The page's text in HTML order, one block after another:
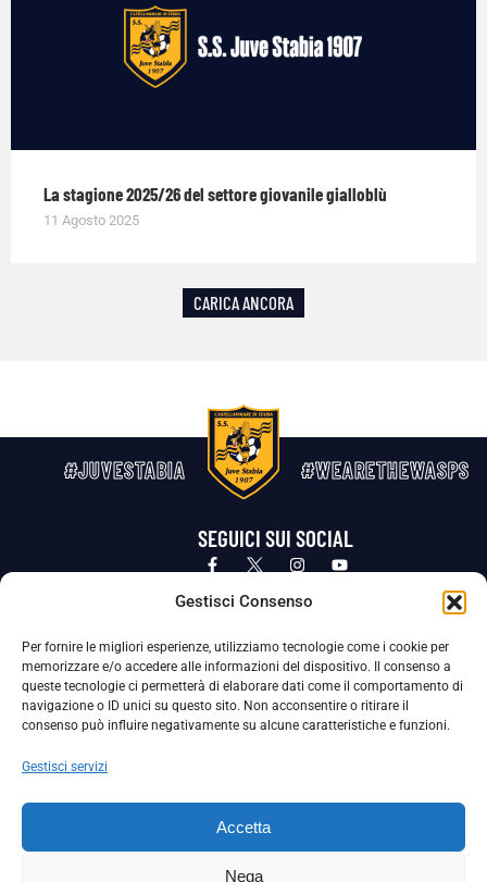
Gestisci Consenso
Per fornire le migliori esperienze, utilizziamo tecnologie come i cookie per
memorizzare e/o accedere alle informazioni del dispositivo. Il consenso a
queste tecnologie ci permetterà di elaborare dati come il comportamento di
navigazione o ID unici su questo sito. Non acconsentire o ritirare il
consenso può influire negativamente su alcune caratteristiche e funzioni.
Gestisci servizi
Accetta
Nega
La stagione 2025/26 del settore giovanile gialloblù
11 Agosto 2025
CARICA ANCORA
#JUVESTABIA #WEARETHEWASPS
SEGUICI SUI SOCIAL
Privacy Policy Cookie Policy
La Società ha nominato il Responsabile della Protezione dei Dati Personali (DPO), figura specializzata che vigila sulle modalità
adottate dalla nostra Società per tutelare i Suoi dati personali.
Per contattare il DPO può scrivere a
La Società ha inoltre adottato un proprio Codice Etico, consultabile al seguente link: